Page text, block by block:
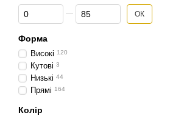
Від Довжина, см
До Довжина, см ОК
Форма
Високі 120
Кутові 3
Низькі 44
Прямі 164
Колір